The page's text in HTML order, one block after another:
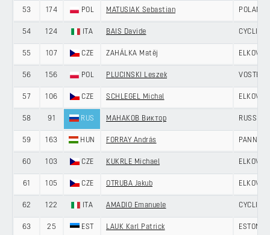
53 174 POL MATUSIAK Sebastian POLAND
54 124 ITA BAIS Davide CYCLING
55 107 CZE ZAHÁLKA Matěj ELKOV -
56 156 POL PLUCINSKI Leszek VOSTER
57 106 CZE SCHLEGEL Michal ELKOV -
58 91 RUS МАНАКОВ Виктор RUSSIAN
59 163 HUN FORRAY András PANNON
60 103 CZE KUKRLE Michael ELKOV -
61 105 CZE OTRUBA Jakub ELKOV -
62 122 ITA AMADIO Emanuele CYCLING
63 25 EST LAUK Karl Patrick ESTONIA